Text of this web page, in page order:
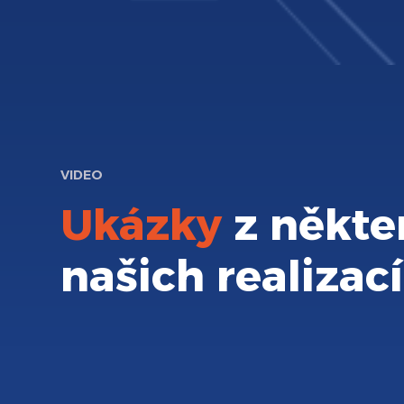
VIDEO
Ukázkyz
našich realizací